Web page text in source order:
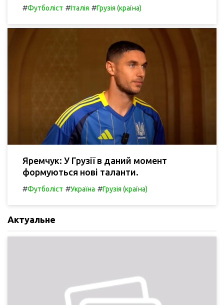
#Футболіст #Італія #Грузія (країна)
Яремчук: У Грузії в даний момент
формуються нові таланти.
#Футболіст #Україна #Грузія (країна)
Актуальне